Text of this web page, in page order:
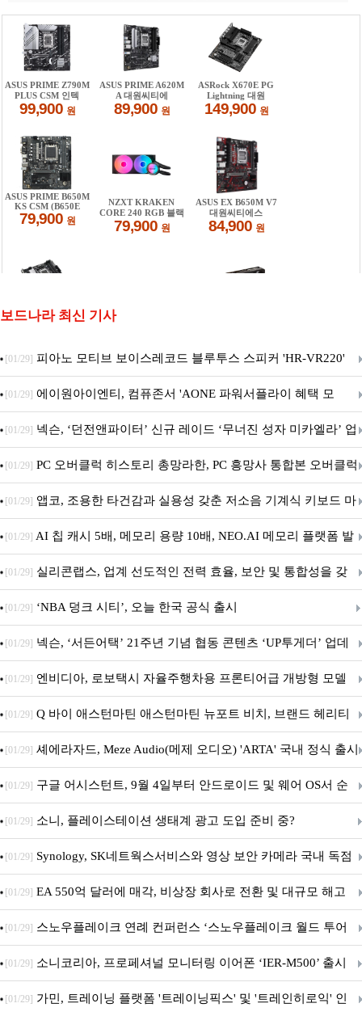
보드나라 최신 기사
[01/29] 피아노 모티브 보이스레코드 블루투스 스피커 'HR-VR220'
출시
[01/29] 에이원아이엔티, 컴퓨존서 'AONE 파워서플라이 혜택 모
음.ZIP' 이벤트 진행
[01/29] 넥슨, ‘던전앤파이터’ 신규 레이드 ‘무너진 성자 미카엘라’ 업
데이트!
[01/29] PC 오버클럭 히스토리 총망라한, PC 흥망사 통합본 오버클럭
특집(1-4편)
[01/29] 앱코, 조용한 타건감과 실용성 갖춘 저소음 기계식 키보드 마
우스 세트 'KM580' 출시
[01/29] AI 칩 캐시 5배, 메모리 용량 10배, NEO.AI 메모리 플랫폼 발
표
[01/29] 실리콘랩스, 업계 선도적인 전력 효율, 보안 및 통합성을 갖
춘 초저전력 블루투스 LE SoC ‘BG2B’ 공개
[01/29] ‘NBA 덩크 시티’, 오늘 한국 공식 출시
[01/29] 넥슨, ‘서든어택’ 21주년 기념 협동 콘텐츠 ‘UP투게더’ 업데
이트
[01/29] 엔비디아, 로보택시 자율주행차용 프론티어급 개방형 모델
‘알파마요 2 슈퍼’ 상업적 이용 가능
[01/29] Q 바이 애스턴마틴 애스턴마틴 뉴포트 비치, 브랜드 헤리티
지 담은 ‘헤리티지 에디션 컬렉션’ 공개
[01/29] 셰에라자드, Meze Audio(메제 오디오) 'ARTA' 국내 정식 출시
[01/29] 구글 어시스턴트, 9월 4일부터 안드로이드 및 웨어 OS서 순
차 서비스 종료
[01/29] 소니, 플레이스테이션 생태계 광고 도입 준비 중?
[01/29] Synology, SK네트웍스서비스와 영상 보안 카메라 국내 독점
판매 파트너십 체결
[01/29] EA 550억 달러에 매각, 비상장 회사로 전환 및 대규모 해고
전망
[01/29] 스노우플레이크 연례 컨퍼런스 ‘스노우플레이크 월드 투어
서울’ 개최
[01/29] 소니코리아, 프로페셔널 모니터링 이어폰 ‘IER-M500’ 출시
[01/29] 가민, 트레이닝 플랫폼 '트레이닝픽스' 및 '트레인히로익' 인